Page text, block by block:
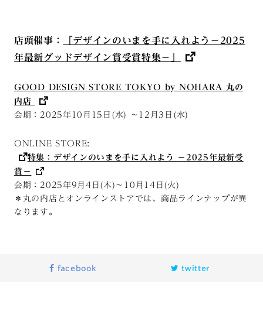
店頭催事：
「デザインのいまを手に入れよう－2025
年最新グッドデザイン賞受賞特集－」
GOOD DESIGN STORE TOKYO by NOHARA 丸の
内店
会期：2025年 10月15日(水) ～ 12月3日(水)
ONLINE STORE:
特集：デザインのいまを手に入れよう －2025年最新受
賞－
会期：2025年9月4日(木)～10月14日(火)
＊丸の内店とオンラインストアでは、商品ラインナップが異
なります。
facebook twitter